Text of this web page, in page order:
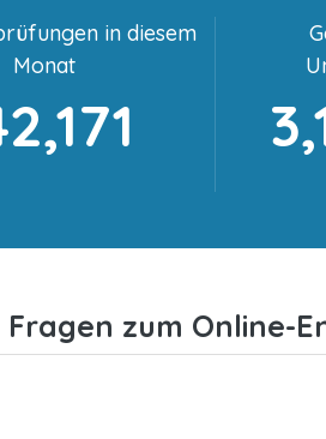
in diesem
Monat
zum Online-